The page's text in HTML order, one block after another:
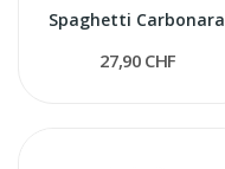
Spaghetti Carbonara
27,90 CHF